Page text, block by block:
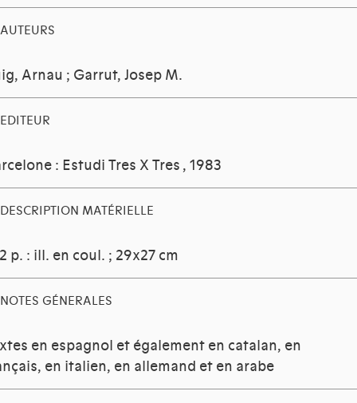
AUTEURS
Arnau ; Garrut, Josep M.
EDITEUR
: Estudi Tres X Tres , 1983
DESCRIPTION MATÉRIELLE
p. : ill. en coul. ; 29x27 cm
NOTES GÉNERALES
en espagnol et également en catalan, en
en italien, en allemand et en arabe